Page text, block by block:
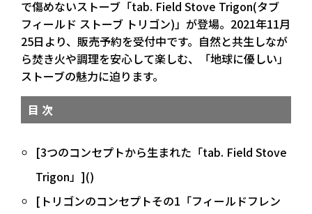
で傷めないストーブ「tab. Field Stove Trigon(タブ
フィールド ストーブ トリゴン)」が登場。2021年11月
25日より、販売予約を受付中です。自然と共生しなが
ら焚き火や調理を安心して楽しむ、「地球に優しい」
ストーブの魅力に迫ります。
目 次
[3つのコンセプトから生まれた「tab. Field Stove
Trigon」]()
[トリゴンのコンセプトその1「フィールドフレン